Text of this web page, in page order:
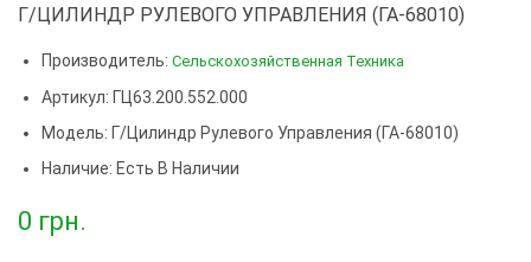
Г/ЦИЛИНДР РУЛЕВОГО УПРАВЛЕНИЯ (ГА-68010)
Производитель: Сельскохозяйственная Техника
Артикул: ГЦ63.200.552.000
Модель: Г/цилиндр Рулевого Управления (ГА-68010)
Наличие: Есть В Наличии
0 грн.